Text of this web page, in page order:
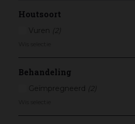
Houtsoort
Vuren (2)
Behandeling
Geïmpregneerd (2)